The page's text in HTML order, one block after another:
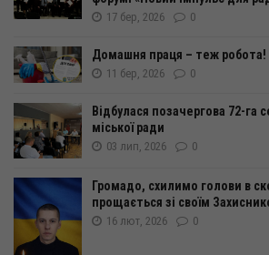
17 бер, 2026 0
Домашня праця – теж робота!
11 бер, 2026 0
Відбулася позачергова 72-га
міської ради
03 лип, 2026 0
Громадо, схилимо голови в
прощається зі своїм
16 лют, 2026 0